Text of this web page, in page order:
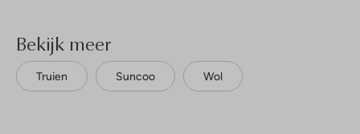
Bekijk meer
Truien Suncoo Wol